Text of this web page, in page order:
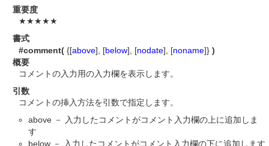
重要度
★★★★★
書式
#comment( {[above], [below], [nodate], [noname]} )
概要
コメントの入力用の入力欄を表示します。
引数
コメントの挿入方法を引数で指定します。
above － 入力したコメントがコメント入力欄の上に追加しま
す
below － 入力したコメントがコメント入力欄の下に追加します